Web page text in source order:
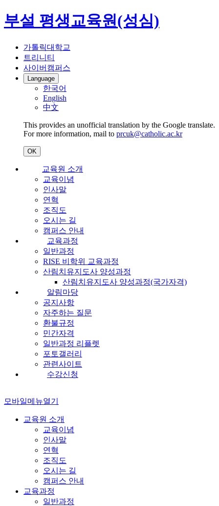
부설 평생교육원(성심)
가톨릭대학교
트리니티
사이버캠퍼스
Language
한국어
English
中文
This provides an unofficial translation by the Google translate.
For more information, mail to prcuk@catholic.ac.kr
OK
교육원 소개
교육이념
인사말
연혁
조직도
오시는 길
캠퍼스 안내
교육과정
일반과정
RISE 비학위 교육과정
산림치유지도사 양성과정
산림치유지도사 양성과정(국가자격)
알림마당
공지사항
자주하는 질문
환불규정
민간자격
일반과정 리플렛
포토갤러리
관련사이트
수강신청
모바일메뉴열기
교육원 소개
교육이념
인사말
연혁
조직도
오시는 길
캠퍼스 안내
교육과정
일반과정